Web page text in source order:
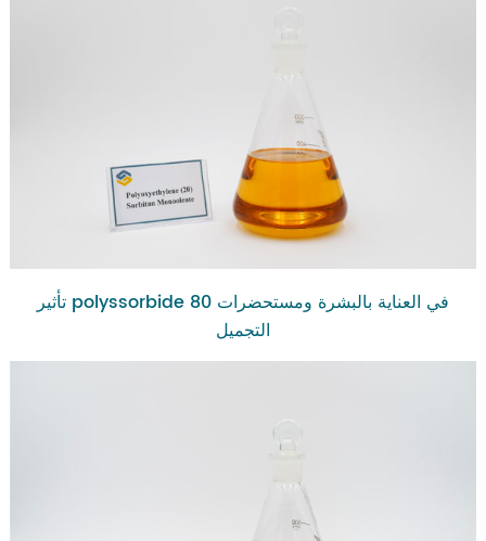
تأثير polyssorbide 80 في العناية بالبشرة ومستحضرات
التجميل